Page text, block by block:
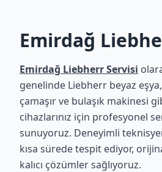
Emirdağ
Emirdağ Liebherr Servisi
genelinde Liebherr beyaz
çamaşır ve bulaşık makinesi
cihazlarınız için profesyonel
sunuyoruz. Deneyimli
kısa sürede tespit ediyor,
kalıcı çözümler sağlıyoruz.